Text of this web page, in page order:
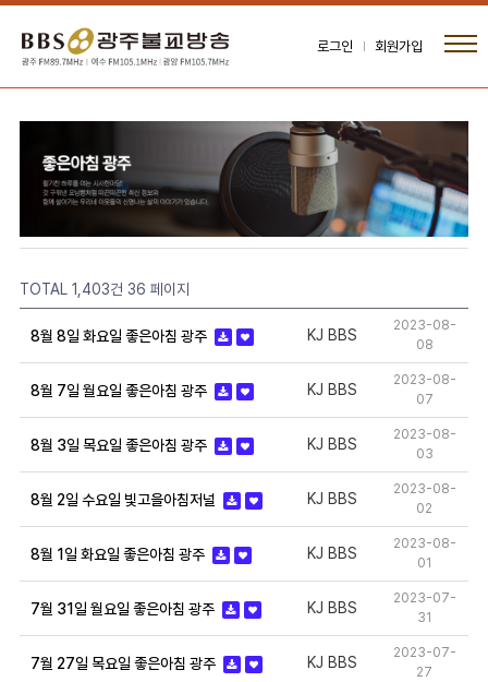
로그인 회원가입
TOTAL 1,403건 36 페이지
8월 8일 화요일 좋은아침 광주 KJ BBS
2023-08-
08
8월 7일 월요일 좋은아침 광주 KJ BBS
2023-08-
07
8월 3일 목요일 좋은아침 광주 KJ BBS
2023-08-
03
8월 2일 수요일 빛고을아침저널 KJ BBS
2023-08-
02
8월 1일 화요일 좋은아침 광주 KJ BBS
2023-08-
01
7월 31일 월요일 좋은아침 광주 KJ BBS
2023-07-
31
7월 27일 목요일 좋은아침 광주 KJ BBS
2023-07-
27